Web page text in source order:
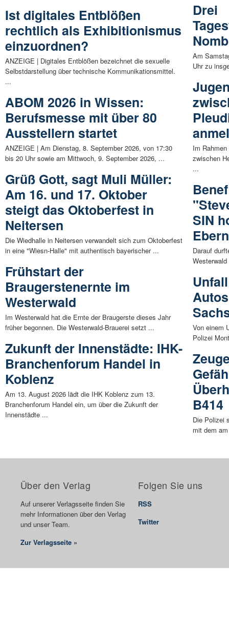
Ist digitales Entblößen
rechtlich als Exhibitionismus
einzuordnen?
ANZEIGE | Digitales Entblößen bezeichnet die sexuelle
Selbstdarstellung über technische Kommunikationsmittel.
...
ABOM 2026 in Wissen:
Berufsmesse mit über 80
Ausstellern startet
ANZEIGE | Am Dienstag, 8. September 2026, von 17:30
bis 20 Uhr sowie am Mittwoch, 9. September 2026, ...
Grüß Gott, sagt Muli Müller:
Am 16. und 17. Oktober
steigt das Oktoberfest in
Neitersen
Die Wiedhalle in Neitersen verwandelt sich zum Oktoberfest
in eine "Wiesn-Halle" mit authentisch bayerischer ...
Frühstart der
Braugerstenernte im
Westerwald
Im Westerwald hat die Ernte der Braugerste dieses Jahr
früher begonnen. Die Westerwald-Brauerei setzt ...
Zukunft der Innenstädte: IHK-
Branchenforum Handel in
Koblenz
Am 13. August 2026 lädt die IHK Koblenz zum 13.
Branchenforum Handel ein, um über die Zukunft der
Innenstädte ...
Drei
Am
Uhr zu
Im
zwischen
...
SIN
Darauf
Von einem
Polizei
B414
Die Polizei
mit dem
Über den Verlag
Auf unserer Verlagsseite finden Sie
mehr Informationen über den Verlag
und unser Team.
Zur Verlagsseite »
Folgen Sie uns
RSS
Twitter